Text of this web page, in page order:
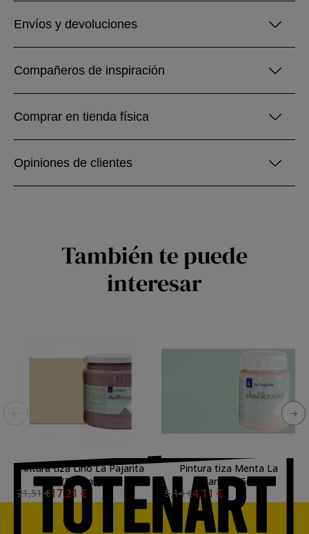
Envíos y devoluciones
Compañeros de inspiración
Comprar en tienda física
Opiniones de clientes
También te puede
interesar
Pintura tiza Lino La Pajarita
(500 ml.)
21,51 €17,21 €
Pintura tiza Menta La
Pajarita (75ml.)
5,14 €4,11 €